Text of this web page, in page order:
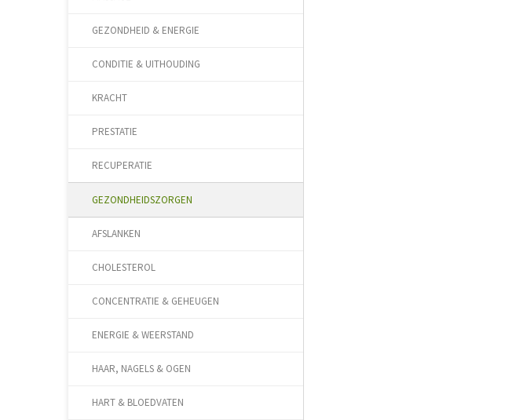
GEZONDHEID & ENERGIE
CONDITIE & UITHOUDING
KRACHT
PRESTATIE
RECUPERATIE
GEZONDHEIDSZORGEN
AFSLANKEN
CHOLESTEROL
CONCENTRATIE & GEHEUGEN
ENERGIE & WEERSTAND
HAAR, NAGELS & OGEN
HART & BLOEDVATEN